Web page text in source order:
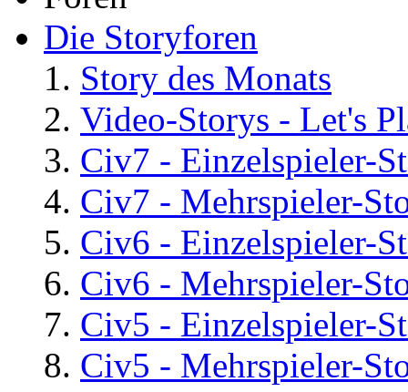
Die Storyforen
Story des Monats
Video-Storys - Let's
Civ7 - Einzelspieler-
Civ7 - Mehrspieler-
Civ6 - Einzelspieler-
Civ6 - Mehrspieler-
Civ5 - Einzelspieler-
Civ5 - Mehrspieler-